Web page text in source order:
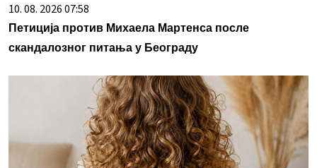
10. 08. 2026 07:58
Петиција против Михаела Мартенса после
скандалозног питања у Београду